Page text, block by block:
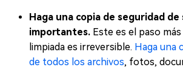
Haga una copia de seguridad de
importantes. Este es el paso
limpiada es irreversible. Haga una
de todos los archivos, fotos,